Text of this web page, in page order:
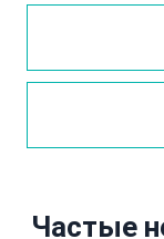
Частые